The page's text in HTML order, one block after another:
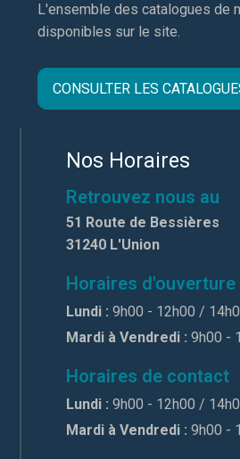
L'ensemble des catalogues de
disponibles sur le site.
CONSULTER LES
Nos Horaires
Retrouvez nous au
51 Route de Bessières
31240 L'Union
Horaires
Lundi : 9h00 - 12h00 /
Mardi à Vendredi : 9h00 -
Horaires de contact
Lundi : 9h00 - 12h00 /
Mardi à Vendredi : 9h00 -